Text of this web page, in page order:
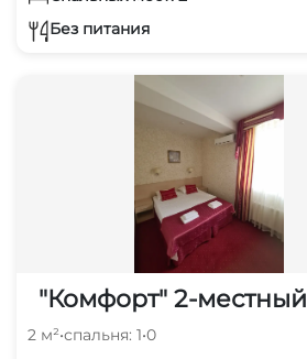
Без питания
"Комфорт" 2-местный
2 м²•спальня: 1•0